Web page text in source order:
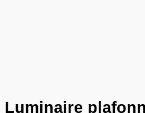
Luminaire